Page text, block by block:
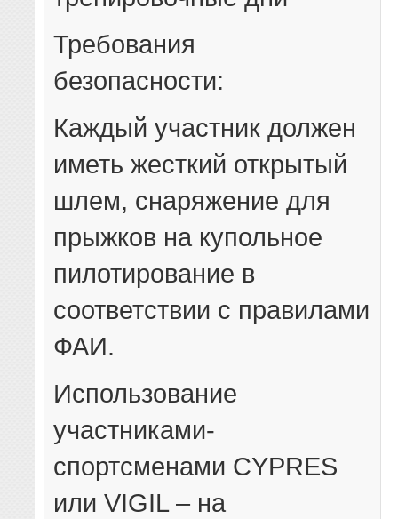
Требования
безопасности:
Каждый участник должен
иметь жесткий открытый
шлем, снаряжение для
прыжков на купольное
пилотирование в
соответствии с правилами
ФАИ.
Использование
участниками-
спортсменами CYPRES
или VIGIL – на